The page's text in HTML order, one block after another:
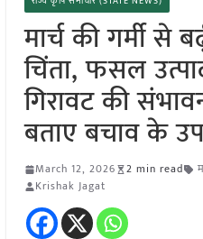
मार्च की गर्मी से
चिंता, फसल
गिरावट की
बताए बचाव के
March 12, 2026 2 min read
Krishak Jagat